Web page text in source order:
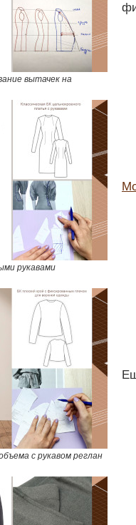
вытачек на
рукавами
с рукавом реглан